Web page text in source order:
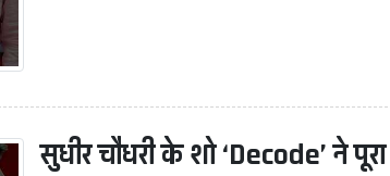
सुधीर चौधरी के शो ‘Decode’ ने